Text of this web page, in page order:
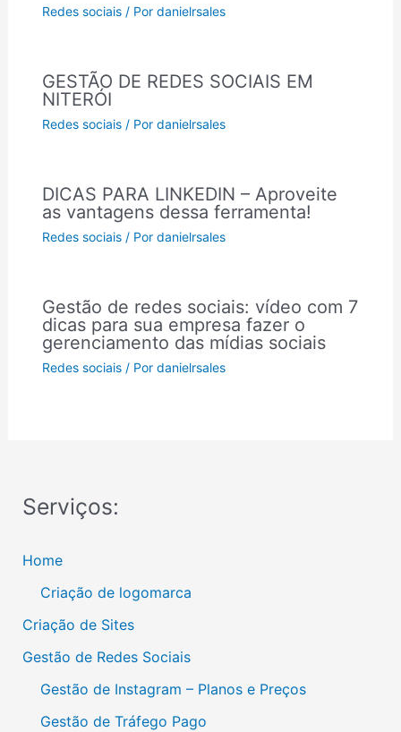
Redes sociais / Pordanielrsales
GESTÃO DE REDES SOCIAIS EM
NITERÓI
Redes sociais / Pordanielrsales
DICAS PARA LINKEDIN – Aproveite
as vantagens dessa ferramenta!
Redes sociais / Pordanielrsales
Gestão de redes sociais: vídeo com 7
dicas para sua empresa fazer o
gerenciamento das mídias sociais
Redes sociais / Pordanielrsales
Serviços:
Home
Criação de logomarca
Criação de Sites
Gestão de Redes Sociais
Gestão de Instagram – Planos e Preços
Gestão de Tráfego Pago